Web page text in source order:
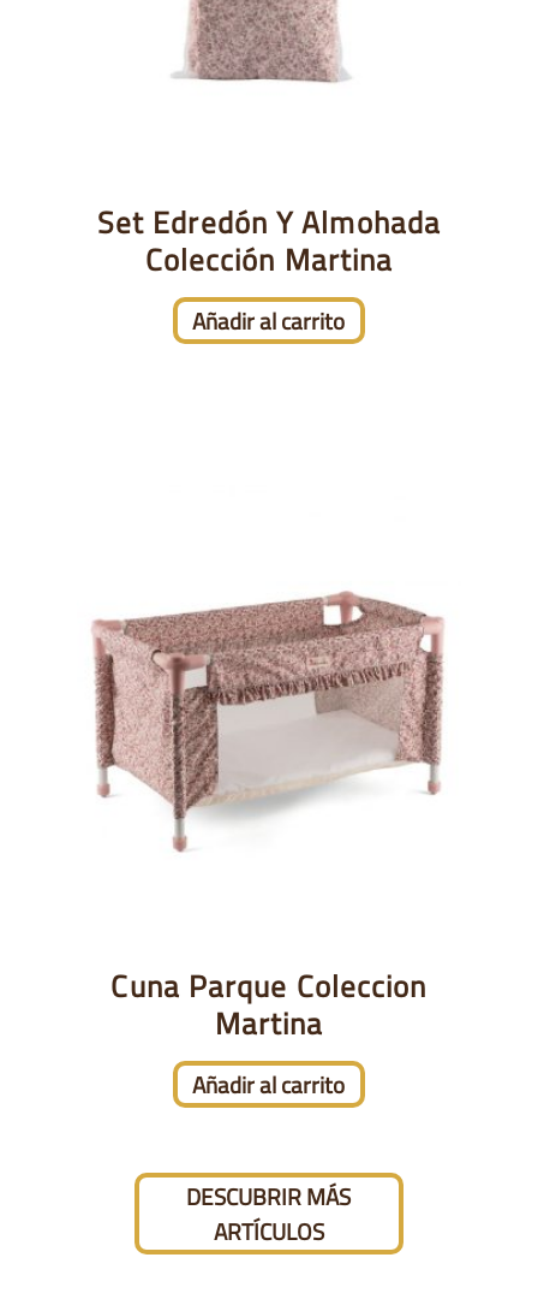
Set Edredón Y Almohada
Colección Martina
Añadir al carrito
Cuna Parque Coleccion
Martina
Añadir al carrito
DESCUBRIR MÁS
ARTÍCULOS